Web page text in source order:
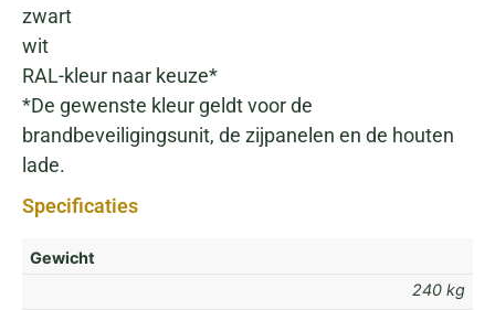
zwart
wit
RAL-kleur naar keuze*
*De gewenste kleur geldt voor de
brandbeveiligingsunit, de zijpanelen en de houten
lade.
Specificaties
Gewicht
240 kg